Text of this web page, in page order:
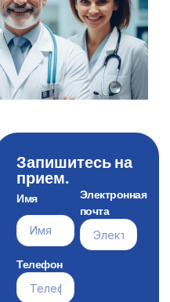
Запишитесь на
прием.
Имя
Электронная
почта
Телефон